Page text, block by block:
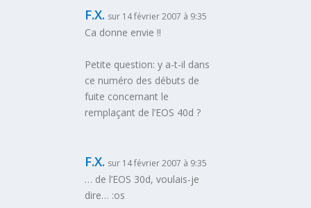
F.X. sur 14 février 2007 à 9:35
Ca donne envie !!
Petite question: y a-t-il dans
ce numéro des débuts de
fuite concernant le
remplaçant de l’EOS 40d ?
F.X. sur 14 février 2007 à 9:35
… de l’EOS 30d, voulais-je
dire… :os